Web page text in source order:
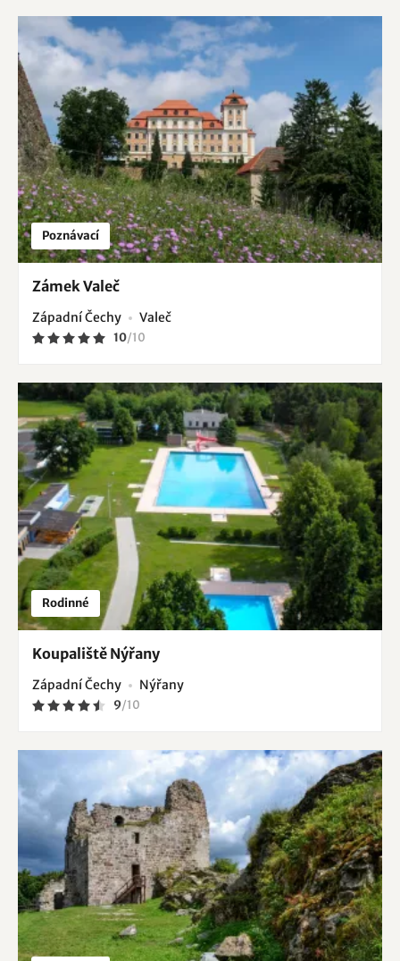
Poznávací
Zámek Valeč
Západní Čechy Valeč
10/10
Rodinné
Koupaliště Nýřany
Západní Čechy Nýřany
9/10